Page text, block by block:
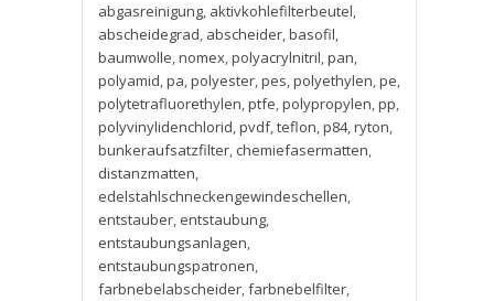
abgasreinigung, aktivkohlefilterbeutel,
abscheidegrad, abscheider,basofil,
baumwolle,nomex,polyacrylnitril,pan,
polyamid,pa,polyester,pes,polyethylen,pe,
polytetrafluorethylen,ptfe,polypropylen,pp,
polyvinylidenchlorid,pvdf,teflon,p84,ryton,
bunkeraufsatzfilter, chemiefasermatten,
distanzmatten,
edelstahlschneckengewindeschellen,
entstauber, entstaubung,
entstaubungsanlagen,
entstaubungspatronen,
farbnebelabscheider,farbnebelfilter,